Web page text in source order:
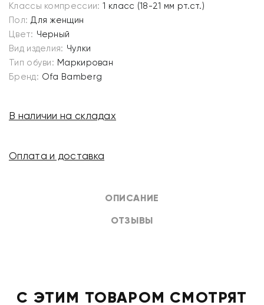
ОПИСАНИЕ
ОТЗЫВЫ
Классы компрессии: 1 класс (18-21 мм рт.ст.)
Пол: Для женщин
Цвет: Черный
Вид изделия: Чулки
Тип обуви: Маркирован
Бренд: Ofa Bamberg
В наличии на складах
Оплата и доставка
С ЭТИМ ТОВАРОМ СМОТРЯТ